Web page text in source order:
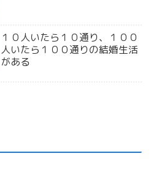
１０人いたら１０通り、１００
人いたら１００通りの結婚生活
がある